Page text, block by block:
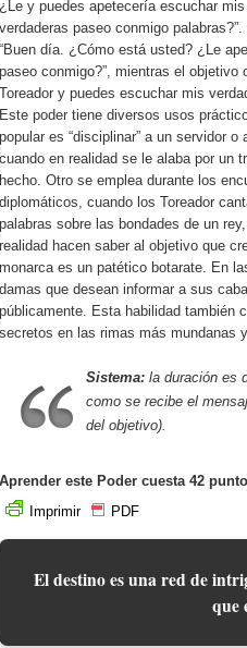
de Locos
¿Le y puedes apetecería escuchar
verdaderas paseo conmigo palabras?”.
“Buen día. ¿Cómo está usted? ¿Le
paseo conmigo?”, mientras el objetivo
Toreador y puedes escuchar mis
Este poder tiene diversos usos
popular es “disciplinar” a un servidor o
cuando en realidad se le alaba por un
hecho. Otro se emplea durante los
diplomáticos, cuando los Toreador
palabras sobre las bondades de un
realidad hacen saber al objetivo que
monarca es un patético botarate. En
damas que desean informar a sus
públicamente. Esta habilidad también
secretos en las rimas más mundanas
Sistema: la duración es
como se recibe el
del objetivo).
Aprender este Poder cuesta 42
Imprimir
PDF
El destino es una red de
que